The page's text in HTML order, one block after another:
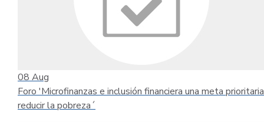
08 Aug
Foro 'Microfinanzas e inclusión financiera una meta
reducir la pobreza´